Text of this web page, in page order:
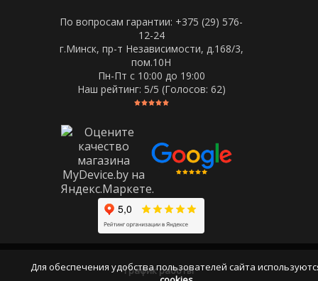
По вопросам гарантии: +375 (29) 576-
12-24
г.Минск, пр-т Независимости, д.168/3,
пом.10Н
Пн-Пт c 10:00 до 19:00
Наш рейтинг: 5/5 (Голосов: 62)
График работы
Для обеспечения удобства пользователей сайта